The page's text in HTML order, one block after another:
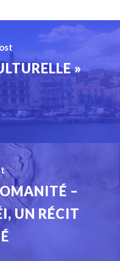
»
–
UN RÉCIT